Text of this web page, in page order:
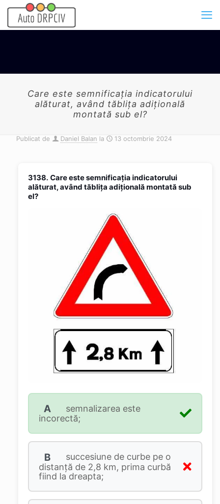
Care este semnificația indicatorului
alăturat, având tăblița adițională
montată sub el?
Publicat de Daniel Balan la 13 octombrie 2024
3138. Care este semnificația indicatorului
alăturat, având tăblița adițională montată sub
el?
A
semnalizarea este
incorectă;
B
succesiune de curbe pe o
distanță de 2,8 km, prima curbă
fiind la dreapta;